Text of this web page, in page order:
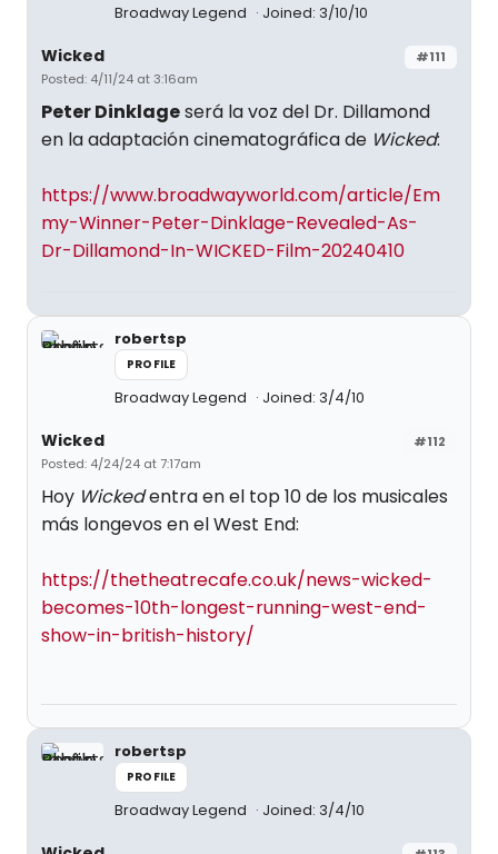
Broadway Legend Joined: 3/10/10
#111
Wicked
Posted: 4/11/24 at 3:16am
Peter Dinklageserá la voz del Dr. Dillamond
en la adaptación cinematográfica de Wicked:
https://www.broadwayworld.com/article/Em
my-Winner-Peter-Dinklage-Revealed-As-
Dr-Dillamond-In-WICKED-Film-20240410
robertsp
PROFILE
Broadway Legend Joined: 3/4/10
#112
Wicked
Posted: 4/24/24 at 7:17am
Hoy Wickedentra en el top 10 de los musicales
más longevos en el West End:
https://thetheatrecafe.co.uk/news-wicked-
becomes-10th-longest-running-west-end-
show-in-british-history/
robertsp
PROFILE
Broadway Legend Joined: 3/4/10